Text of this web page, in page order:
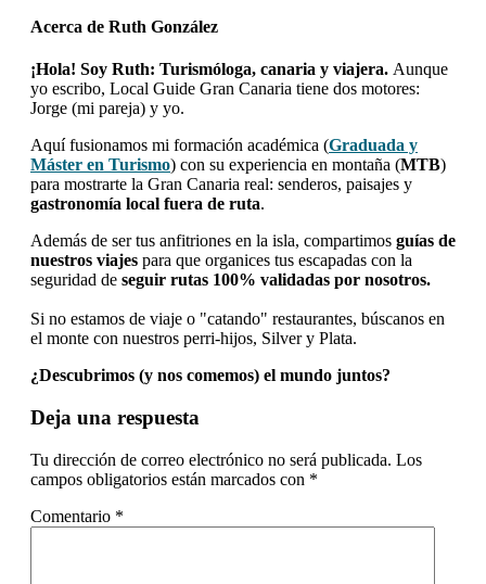
Acerca de Ruth González
¡Hola! Soy Ruth: Turismóloga, canaria y viajera. Aunque
yo escribo, Local Guide Gran Canaria tiene dos motores:
Jorge (mi pareja) y yo.
Aquí fusionamos mi formación académica (Graduada y
Máster en Turismo) con su experiencia en montaña (MTB)
para mostrarte la Gran Canaria real: senderos, paisajes y
gastronomía local fuera de ruta.
Además de ser tus anfitriones en la isla, compartimos guías de
nuestros viajes para que organices tus escapadas con la
seguridad de seguir rutas 100% validadas por nosotros.
Si no estamos de viaje o "catando" restaurantes, búscanos en
el monte con nuestros perri-hijos, Silver y Plata.
¿Descubrimos (y nos comemos) el mundo juntos?
Interacciones
los
lectores
Deja una respuesta
Tu dirección de correo electrónico no será publicada. Los
campos obligatorios están marcados con *
Comentario *